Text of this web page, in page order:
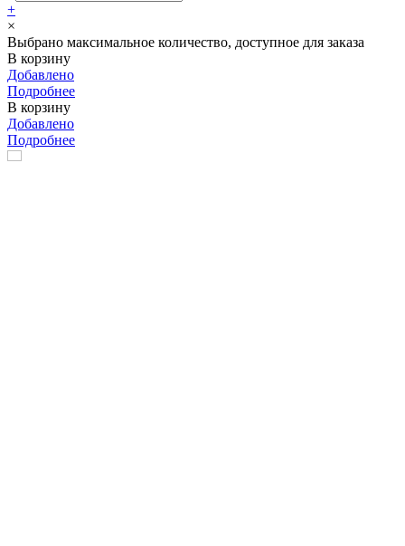
+
×
Выбрано максимальное количество, доступное для заказа
В корзину
Добавлено
Подробнее
В корзину
Добавлено
Подробнее